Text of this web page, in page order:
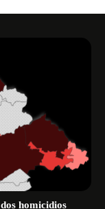
homicidios